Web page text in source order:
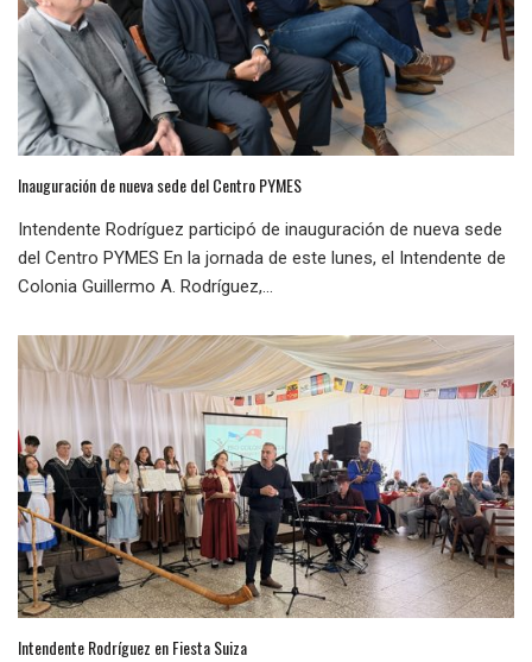
Inauguración de nueva sede del Centro PYMES
Intendente Rodríguez participó de inauguración de nueva sede
del Centro PYMES En la jornada de este lunes, el Intendente de
Colonia Guillermo A. Rodríguez,...
Intendente Rodríguez en Fiesta Suiza